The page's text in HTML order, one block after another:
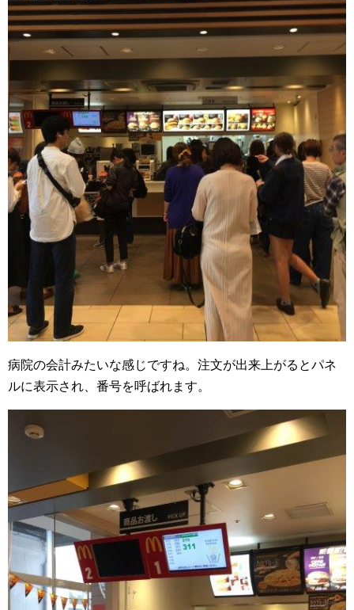
病院の会計みたいな感じですね。注文が出来上がるとパネ
ルに表示され、番号を呼ばれます。